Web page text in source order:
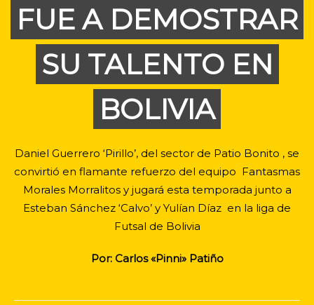
FUE A DEMOSTRAR
SU TALENTO EN
BOLIVIA
Daniel Guerrero ‘Pirillo’, del sector de Patio Bonito , se
convirtió en flamante refuerzo del equipo Fantasmas
Morales Morralitos y jugará esta temporada junto a
Esteban Sánchez ‘Calvo’ y Yulían Díaz en la liga de
Futsal de Bolivia
Por: Carlos «Pinni» Patiño